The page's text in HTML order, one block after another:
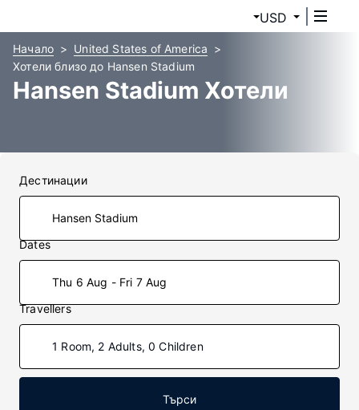
USD
Начало
United States of America
Хотели близо до Hansen Stadium
Hansen Stadium Хотели
Дестинации
Dates
Thu 6 Aug - Fri 7 Aug
Travellers
1 Room, 2 Adults, 0 Children
Търси